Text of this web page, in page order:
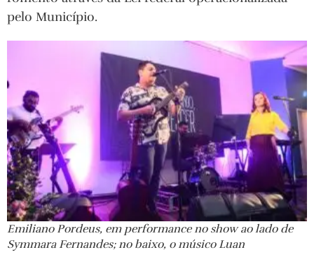
pelo Município.
Emiliano Pordeus, em performance no show ao lado de
Symmara Fernandes; no baixo, o músico Luan